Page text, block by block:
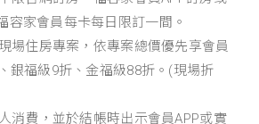
容家會員每卡每日限訂一間。
場住房專案，依專案總價優先享會員
銀福級9折、金福級88折。(現場折
消費，並於結帳時出示會員APP或實